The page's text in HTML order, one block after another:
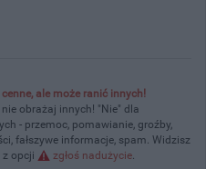
ale może ranić innych!
obrażaj innych! "Nie" dla
- przemoc, pomawianie, groźby,
fałszywe informacje, spam. Widzisz
z opcji
zgłoś nadużycie.